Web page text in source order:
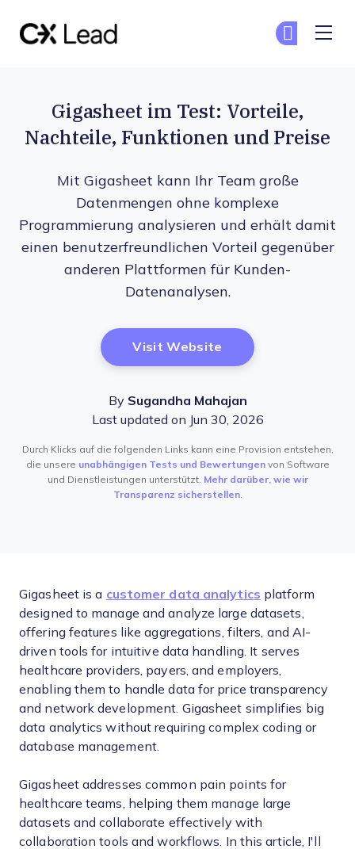
Gigasheet im Test: Vorteile,
Nachteile, Funktionen und Preise
Mit Gigasheet kann Ihr Team große
Datenmengen ohne komplexe
Programmierung analysieren und erhält damit
einen benutzerfreundlichen Vorteil gegenüber
anderen Plattformen für Kunden-
Datenanalysen.
Visit Website Opens New Window
By Sugandha Mahajan
Last updated on Jun 30, 2026
Durch Klicks auf die folgenden Links kann eine Provision entstehen,
die unsere unabhängigen Tests und Bewertungenvon Software
und Dienstleistungen unterstützt. Mehr darüber, wie wir
Transparenz sicherstellen.
Gigasheet is a customer data analytics platform
designed to manage and analyze large datasets,
offering features like aggregations, filters, and AI-
driven tools for intuitive data handling. It serves
healthcare providers, payers, and employers,
enabling them to handle data for price transparency
and network development. Gigasheet simplifies big
data analytics without requiring complex coding or
database management.
Gigasheet addresses common pain points for
healthcare teams, helping them manage large
datasets and collaborate effectively with
collaboration tools and workflows. In this article, I'll